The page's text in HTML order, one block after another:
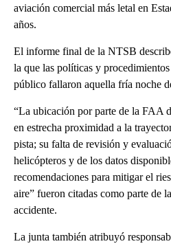
aviación comercial más letal en
años.
El informe final de la NTSB
la que las políticas y
público fallaron aquella fría noche
“La ubicación por parte de la FAA
en estrecha proximidad a la
pista; su falta de revisión y
helicópteros y de los datos
recomendaciones para mitigar el
aire” fueron citadas como parte de
accidente.
La junta también atribuyó